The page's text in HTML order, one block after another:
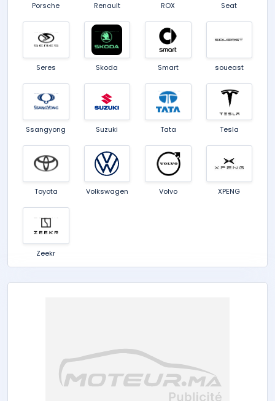
Porsche Renault ROX Seat
Seres Skoda Smart soueast
Ssangyong Suzuki Tata Tesla
Toyota Volkswagen Volvo XPENG
Zeekr